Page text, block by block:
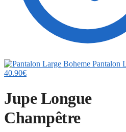
Pantalon
40.90€
Jupe Longue
Champêtre